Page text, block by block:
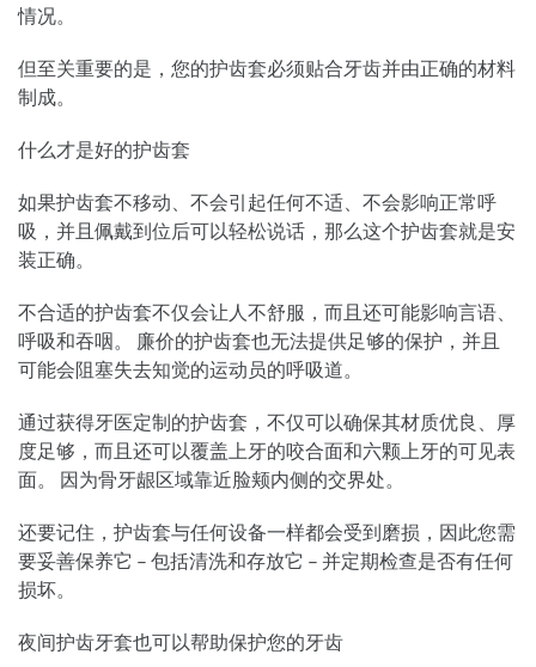
情况。
但至关重要的是，您的护齿套必须贴合牙齿并由正确的材料
制成。
什么才是好的护齿套
如果护齿套不移动、不会引起任何不适、不会影响正常呼
吸，并且佩戴到位后可以轻松说话，那么这个护齿套就是安
装正确。
不合适的护齿套不仅会让人不舒服，而且还可能影响言语、
呼吸和吞咽。 廉价的护齿套也无法提供足够的保护，并且
可能会阻塞失去知觉的运动员的呼吸道。
通过获得牙医定制的护齿套，不仅可以确保其材质优良、厚
度足够，而且还可以覆盖上牙的咬合面和六颗上牙的可见表
面。 因为骨牙龈区域靠近脸颊内侧的交界处。
还要记住，护齿套与任何设备一样都会受到磨损，因此您需
要妥善保养它 – 包括清洗和存放它 – 并定期检查是否有任何
损坏。
夜间护齿牙套也可以帮助保护您的牙齿